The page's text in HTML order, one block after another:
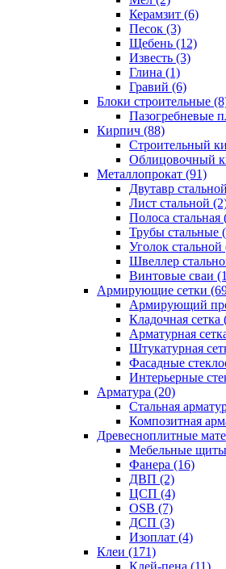
Керамзит (6)
Песок (3)
Щебень (12)
Известь (3)
Глина (1)
Гравий (6)
Блоки строительные
Пазогребневые
Кирпич (88)
Строительный
Облицовочный
Металлопрокат (91)
Двутавр
Лист стальной
Полоса стальная
Трубы стальные
Уголок стальной
Швеллер
Винтовые сваи
Армирующие сетки
Армирующий
Кладочная сетка
Арматурная
Штукатурная
Фасадные
Интерьерные
Арматура (20)
Стальная
Композитная
Древесноплитные
Мебельные
Фанера (16)
ДВП (2)
ЦСП (4)
OSB (7)
ДСП (3)
Изоплат (4)
Клеи (171)
Клей-пена (11)